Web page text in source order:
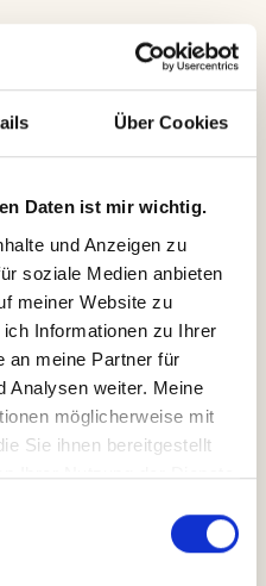
Über Cookies
Daten ist mir wichtig.
und Anzeigen zu
soziale Medien anbieten
meiner Website zu
Informationen zu Ihrer
an meine Partner für
Analysen weiter. Meine
möglicherweise mit
Sie ihnen bereitgestellt
Ihrer Nutzung der Dienste